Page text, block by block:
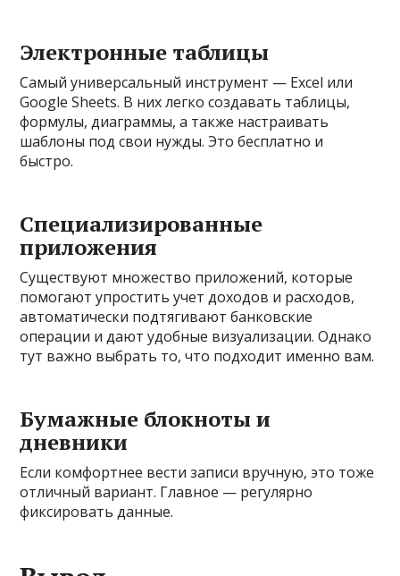
Электронные таблицы
Самый универсальный инструмент — Excel или
Google Sheets. В них легко создавать таблицы,
формулы, диаграммы, а также настраивать
шаблоны под свои нужды. Это бесплатно и
быстро.
Специализированные
приложения
Существуют множество приложений, которые
помогают упростить учет доходов и расходов,
автоматически подтягивают банковские
операции и дают удобные визуализации. Однако
тут важно выбрать то, что подходит именно вам.
Бумажные блокноты и
дневники
Если комфортнее вести записи вручную, это тоже
отличный вариант. Главное — регулярно
фиксировать данные.